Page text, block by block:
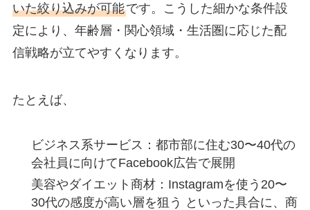
いた絞り込みが可能です。こうした細かな条件設
定により、 年齢層・関心領域・生活圏に応じた配
信戦略が立てやすくなります。
たとえば、
ビジネス系サービス：都市部に住む30〜40代の
会社員に向けてFacebook広告で展開
美容やダイエット商材：Instagramを使う20〜
30代の感度が高い層を狙う といった具合に、 商